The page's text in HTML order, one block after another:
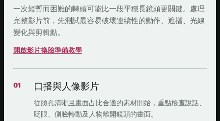
一次短暫而困難的轉頭可能比一段平穩長鏡頭更關鍵。處理
完整影片前，先測試最容易破壞連續性的動作、遮擋、光線
變化與剪輯點。
開啟影片換臉準備教學
01 口播與人像影片
從臉孔清晰且畫面占比合適的素材開始，重點檢查說話、
眨眼、側臉轉動及人物離開鏡頭的畫面。